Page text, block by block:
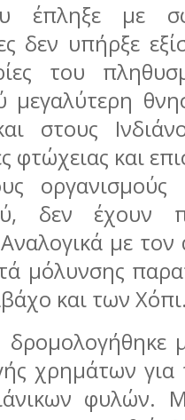
έπληξε με
δεν υπήρξε
του
μεγαλύτερη
στους
φτώχειας και
οργανισμούς
δεν έχουν
με
μόλυνσης
και των
δρομολογήθηκε
χρημάτων
φυλών.